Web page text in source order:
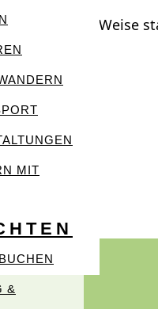
MIT
&
in gewohnter Weise